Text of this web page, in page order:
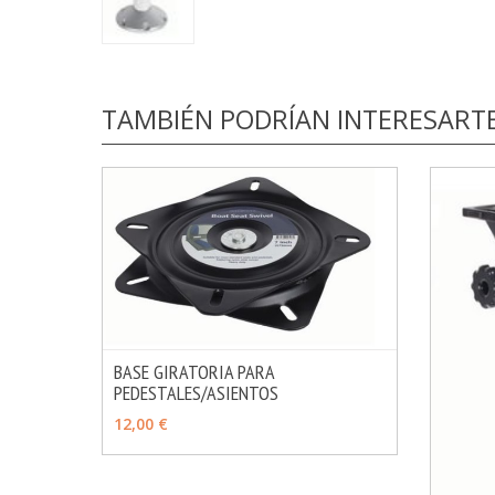
TAMBIÉN PODRÍAN
AÑADIR
BASE GIRATORIA PARA
PEDESTALES/ASIENTOS
12,00 €